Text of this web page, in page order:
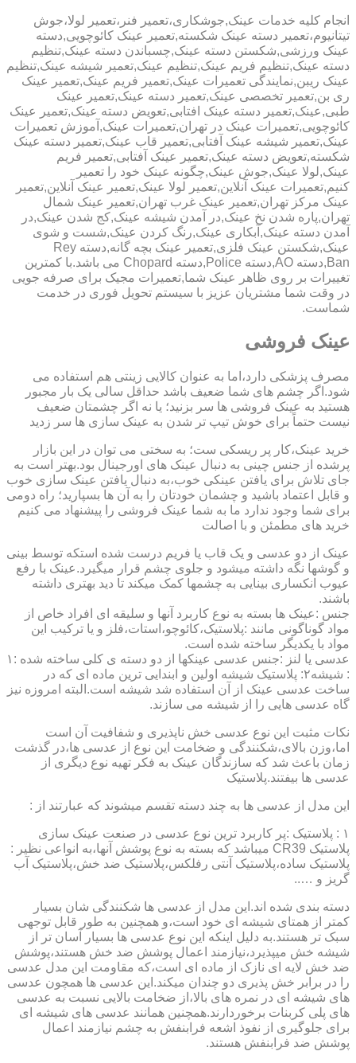
انجام کلیه خدمات عینک,جوشکاری،تعمیر فنر،تعمیر لولا،جوش
تیتانیوم،تعمیر دسته عینک شکسته,تعمیر عینک کائوچویی,دسته
عینک ورزشی,شکستن دسته عینک,چسباندن دسته عینک,تنظیم
دسته عینک,تنظیم فریم عینک,تنظیم عینک,تعمیر شیشه عینک,تنظیم
عینک ریبن,نمایندگی تعمیرات عینک,تعمیر فریم عینک,تعمیر عینک
ری بن,تعمیر تخصصی عینک,تعمیر دسته عینک,تعمیر عینک
طبی,عینک,تعمیر دسته عینک افتابی,تعویض دسته عینک,تعمیر عینک
کائوچویی,تعمیرات عینک در تهران,تعمیرات عینک,آموزش تعمیرات
عینک,تعمیر شیشه عینک آفتابی,تعمیر قاب عینک,تعمیر دسته عینک
شکسته,تعویض دسته عینک,تعمیر عینک آفتابی,تعمیر فریم
عینک,لولا عینک,جوش عینک,چگونه عینک خود را تعمیر
کنیم,تعمیرات عینک آنلاین,تعمیر لولا عینک,تعمیر عینک آنلاین,تعمیر
عینک مرکز تهران,تعمیر عینک غرب تهران,تعمیر عینک شمال
تهران,پاره شدن نخ عینک,در آمدن شیشه عینک,کج شدن عینک,در
آمدن دسته عینک,آبکاری عینک,رنگ کردن عینک,شست و شوی
عینک,شکستن عینک فلزی,تعمیر عینک بچه گانه,دسته Rey
Ban,دسته AO,دسته Police,دسته Chopard می باشد.با کمترین
تغییرات بر روی ظاهر عینک شما,تعمیرات مجیک برای صرفه جویی
در وقت شما مشتریان عزیز با سیستم تحویل فوری در خدمت
شماست.
عینک فروشی
مصرف پزشکی دارد،اما به عنوان کالایی زینتی هم استفاده می
شود.اگر چشم های شما ضعیف باشد حداقل سالی یک بار مجبور
هستید به عینک فروشی ها سر بزنید؛ یا نه اگر چشمتان ضعیف
نیست حتماً برای خوش تیپ تر شدن به عینک سازی ها سر زدید
خرید عینک،کار پر ریسکی ست؛ به سختی می توان در این بازار
پرشده از جنس چینی به دنبال عینک های اورجینال بود.بهتر است به
جای تلاش برای یافتن عینکی خوب،به دنبال یافتن عینک سازی خوب
و قابل اعتماد باشید و چشمان خودتان را به آن ها بسپارید؛ راه دومی
برای شما وجود ندارد ما به شما عینک فروشی را پیشنهاد می کنیم
خرید های مطمئن و با اصالت
عینک از دو عدسی و یک قاب یا فریم درست شده استکه توسط بینی
و گوشها نگه داشته میشود و جلوی چشم قرار میگیرد.عینک با رفع
عیوب انکساری بینایی به چشمها کمک میکند تا دید بهتری داشته
باشند.
جنس :عینک ها بسته به نوع کاربرد آنها و سلیقه ای افراد خاص از
مواد گوناگونی مانند :پلاستیک،کائوچو،استات،فلز و یا ترکیب این
مواد با یکدیگر ساخته شده است.
عدسی یا لنز :جنس عدسی عینکها از دو دسته ی کلی ساخته شده :۱
: شیشه۲: پلاستیک شیشه اولین و ابندایی ترین ماده ای که در
ساخت عدسی عینک از آن استفاده شد شیشه است.البته امروزه نیز
گاه عدسی هایی را از شیشه می سازند.
نکات مثبت این نوع عدسی خش ناپذیری و شفافیت آن است
اما،وزن بالای،شکنندگی و ضخامت این نوع از عدسی ها،در گذشت
زمان باعث شد که سازندگان عینک به فکر تهیه نوع دیگری از
عدسی ها بیفتند.پلاستیک
این مدل از عدسی ها به چند دسته تقسم میشوند که عبارتند از :
۱ : پلاستیک :پر کاربرد ترین نوع عدسی در صنعت عینک سازی
پلاستیک CR39 میباشد که بسته به نوع پوشش آنها،به انواعی نظیر :
پلاستیک ساده،پلاستیک آنتی رفلکس،پلاستیک ضد خش،پلاستیک آب
گریز و …..
دسته بندی شده اند.این مدل از عدسی ها شکنندگی شان بسیار
کمتر از همتای شیشه ای خود است،و همچنین به طور قابل توجهی
سبک تر هستند.به دلیل اینکه این نوع عدسی ها بسیار آسان تر از
شیشه خش میپذیرد،نیازمند اعمال پوشش ضد خش هستند،پوشش
ضد خش لایه ای نازک از ماده ای است،که مقاومت این مدل عدسی
را در برابر خش پذیری دو چندان میکند.این عدسی ها همچون عدسی
های شیشه ای در نمره های بالا،از ضخامت بالایی نسبت به عدسی
های پلی کربنات برخوردارند.همچنین همانند عدسی های شیشه ای
برای جلوگیری از نفوذ اشعه فرابنفش به چشم نیازمند اعمال
پوشش ضد فرابنفش هستند.